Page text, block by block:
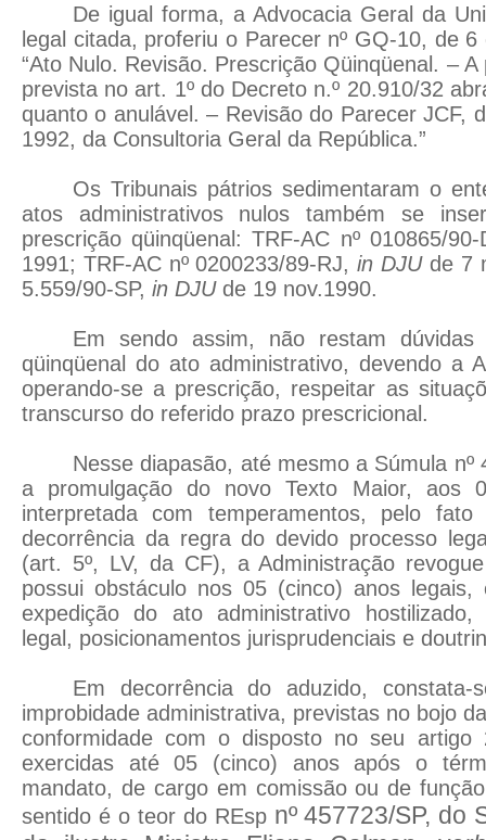
De igual forma, a Advocacia Geral da
legal citada, proferiu o Parecer nº GQ-10, de
“Ato Nulo. Revisão. Prescrição Qüinqüenal. –
prevista no art. 1º do Decreto n.º 20.910/32
quanto o anulável. – Revisão do Parecer JCF,
1992, da Consultoria Geral da República.”
Os Tribunais pátrios sedimentaram o
atos administrativos nulos também se
prescrição qüinqüenal: TRF-AC nº 010865/
1991; TRF-AC nº 0200233/89-RJ,in DJU de 7
5.559/90-SP, in DJU de 19 nov.1990.
Em sendo assim, não restam dúvidas
qüinqüenal do ato administrativo, devendo a
operando-se a prescrição, respeitar as
transcurso do referido prazo prescricional.
Nesse diapasão, até mesmo a Súmula nº
a promulgação do novo Texto Maior, aos
interpretada com temperamentos, pelo
decorrência da regra do devido processo
(art. 5º, LV, da CF), a Administração
possui obstáculo nos 05 (cinco) anos
expedição do ato administrativo hostilizado,
legal, posicionamentos jurisprudenciais e
Em decorrência do aduzido,
improbidade administrativa, previstas no bojo
conformidade com o disposto no seu
exercidas até 05 (cinco) anos após o
mandato, de cargo em comissão ou de
sentido é o teor do REspnº 457723/SP, do